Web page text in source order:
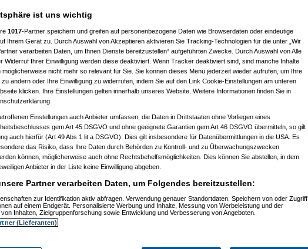
10:17:40)
10:18:27)
10:22:30)
10:29:20)
am 29.03.2008, 10:32:27)
am 29.03.2008, 10:38:55)
16:15:41)
13:46:23)
12:47:46)
13:16:39)
ist uns wichtig
1017-Partner speichern und greifen auf personenbezogene Daten wie Browserdaten oder eindeutige
Ihrem Gerät zu. Durch Auswahl von Akzeptieren aktivieren Sie Tracking-Technologien für die unter „Wir
verarbeiten Daten, um Ihnen Dienste bereitzustellen“ aufgeführten Zwecke. Durch Auswahl von Alle
Widerruf Ihrer Einwilligung werden diese deaktiviert. Wenn Tracker deaktiviert sind, sind manche Inhalte
möglicherweise nicht mehr so relevant für Sie. Sie können dieses Menü jederzeit wieder aufrufen, um Ihre
zu ändern oder Ihre Einwilligung zu widerrufen, indem Sie auf den Link Cookie-Einstellungen am unteren
klicken. Ihre Einstellungen gelten innerhalb unseres Website. Weitere Informationen finden Sie in
Einstellungen auch Anbieter umfassen, die Daten in Drittstaaten ohne Vorliegen eines
gem Art 45 DSGVO und ohne geeignete Garantien gem Art 46 DSGVO übermitteln, so gilt
auch hierfür (Art 49 Abs 1 lit a DSGVO). Dies gilt insbesondere für Datenübermittlungen in die USA. Es
das Risiko, dass Ihre Daten durch Behörden zu Kontroll- und zu Überwachungszwecken
können, möglicherweise auch ohne Rechtsbehelfsmöglichkeiten. Dies können Sie abstellen, in dem
Anbieter in der Liste keine Einwilligung abgeben.
Partner verarbeiten Daten, um Folgendes bereitzustellen:
zur Identifikation aktiv abfragen. Verwendung genauer Standortdaten. Speichern von oder Zugriff
auf einem Endgerät. Personalisierte Werbung und Inhalte, Messung von Werbeleistung und der
Inhalten, Zielgruppenforschung sowie Entwicklung und Verbesserung von Angeboten.
(Lieferanten)